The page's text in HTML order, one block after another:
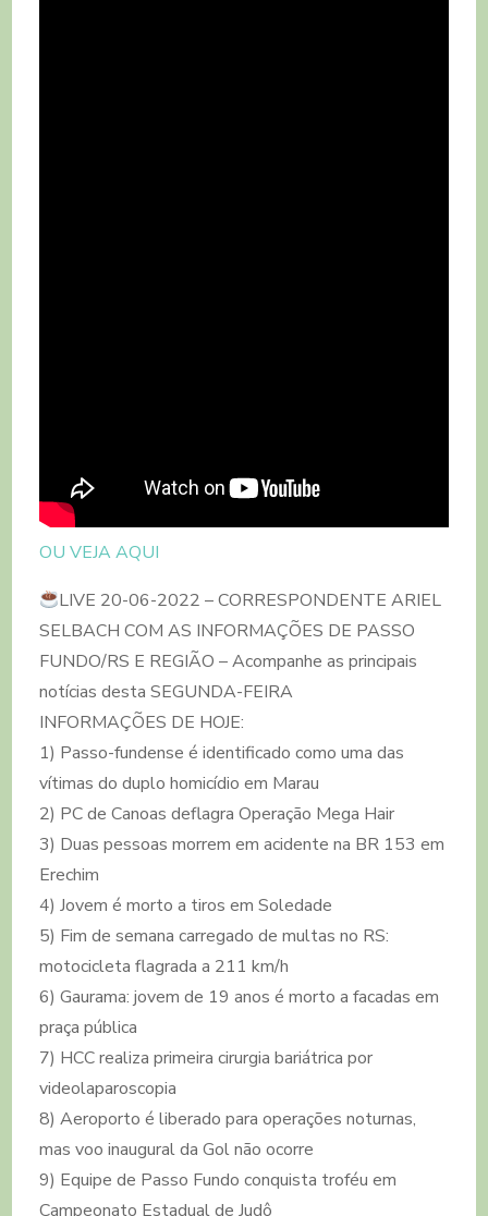
OU VEJA AQUI
LIVE 20-06-2022 – CORRESPONDENTE ARIEL
SELBACH COM AS INFORMAÇÕES DE PASSO
FUNDO/RS E REGIÃO – Acompanhe as principais
notícias desta SEGUNDA-FEIRA
INFORMAÇÕES DE HOJE:
1) Passo-fundense é identificado como uma das
vítimas do duplo homicídio em Marau
2) PC de Canoas deflagra Operação Mega Hair
3) Duas pessoas morrem em acidente na BR 153 em
Erechim
4) Jovem é morto a tiros em Soledade
5) Fim de semana carregado de multas no RS:
motocicleta flagrada a 211 km/h
6) Gaurama: jovem de 19 anos é morto a facadas em
praça pública
7) HCC realiza primeira cirurgia bariátrica por
videolaparoscopia
8) Aeroporto é liberado para operações noturnas,
mas voo inaugural da Gol não ocorre
9) Equipe de Passo Fundo conquista troféu em
Campeonato Estadual de Judô